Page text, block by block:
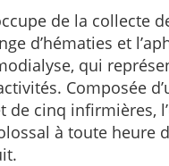
de la collecte
d’hématies et
qui
Composée
cinq infirmières,
à toute heure